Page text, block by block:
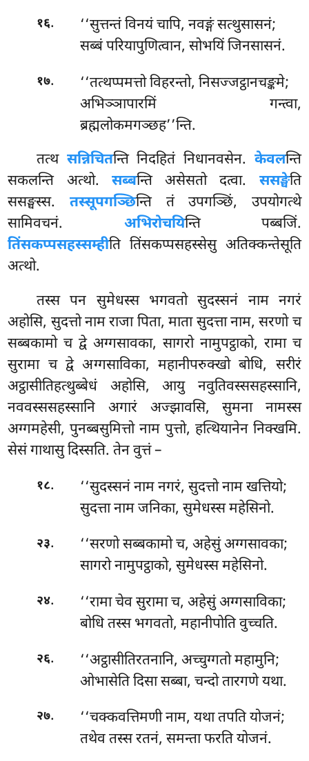
१६.
‘‘सुत्तन्तं विनयं चापि, नवङ्गं सत्थुसासनं;
सब्बं परियापुणित्वान, सोभयिं जिनसासनं.
१७.
‘‘तत्थप्पमत्तो विहरन्तो, निसज्जट्ठानचङ्कमे;
अभिञ्ञापारमिं गन्त्वा,
ब्रह्मलोकमगञ्छह’’न्ति.
तत्थ सन्निचितन्ति निदहितं निधानवसेन. केवलन्ति
सकलन्ति अत्थो. सब्बन्ति असेसतो दत्वा. ससङ्घेति
ससङ्घस्स. तस्सूपगञ्छिन्ति तं उपगञ्छिं, उपयोगत्थे
सामिवचनं. अभिरोचयिन्ति पब्बजिं.
तिंसकप्पसहस्सम्हीति तिंसकप्पसहस्सेसु अतिक्कन्तेसूति
अत्थो.
तस्सपन सुमेधस्स भगवतो सुदस्सनं नाम नगरं
अहोसि, सुदत्तो नाम राजा पिता, माता सुदत्ता नाम, सरणो च
सब्बकामो च द्वे अग्गसावका, सागरो नामुपट्ठाको, रामा च
सुरामा च द्वे अग्गसाविका, महानीपरुक्खो बोधि, सरीरं
अट्ठासीतिहत्थुब्बेधं अहोसि, आयु नवुतिवस्ससहस्सानि,
नववस्ससहस्सानि अगारं अज्झावसि, सुमना नामस्स
अग्गमहेसी, पुनब्बसुमित्तो नाम पुत्तो, हत्थियानेन निक्खमि.
सेसं गाथासु दिस्सति. तेन वुत्तं –
१८.
‘‘सुदस्सनं नाम नगरं, सुदत्तो नाम खत्तियो;
सुदत्ता नाम जनिका, सुमेधस्स महेसिनो.
२३.
‘‘सरणो सब्बकामो च, अहेसुं अग्गसावका;
सागरो नामुपट्ठाको, सुमेधस्स महेसिनो.
२४.
‘‘रामा चेव सुरामा च, अहेसुं अग्गसाविका;
बोधि तस्स भगवतो, महानीपोति वुच्चति.
२६.
‘‘अट्ठासीतिरतनानि, अच्चुग्गतो महामुनि;
ओभासेति दिसा सब्बा, चन्दो तारगणे यथा.
२७.
‘‘चक्कवत्तिमणी नाम, यथा तपति योजनं;
तथेव तस्स रतनं, समन्ता फरति योजनं.